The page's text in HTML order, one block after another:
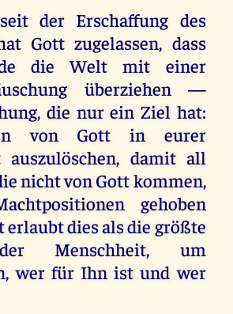
der Erschaffung des
Gott zugelassen, dass
die Welt mit einer
überziehen —
die nur ein Ziel hat:
von Gott in eurer
auszulöschen, damit all
nicht von Gott kommen,
gehoben
erlaubt dies als die größte
Menschheit, um
wer für Ihn ist und wer